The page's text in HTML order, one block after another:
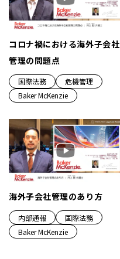
コロナ禍における海外子会社
管理の問題点
国際法務
危機管理
Baker McKenzie
海外子会社管理のあり方
内部通報
国際法務
Baker McKenzie